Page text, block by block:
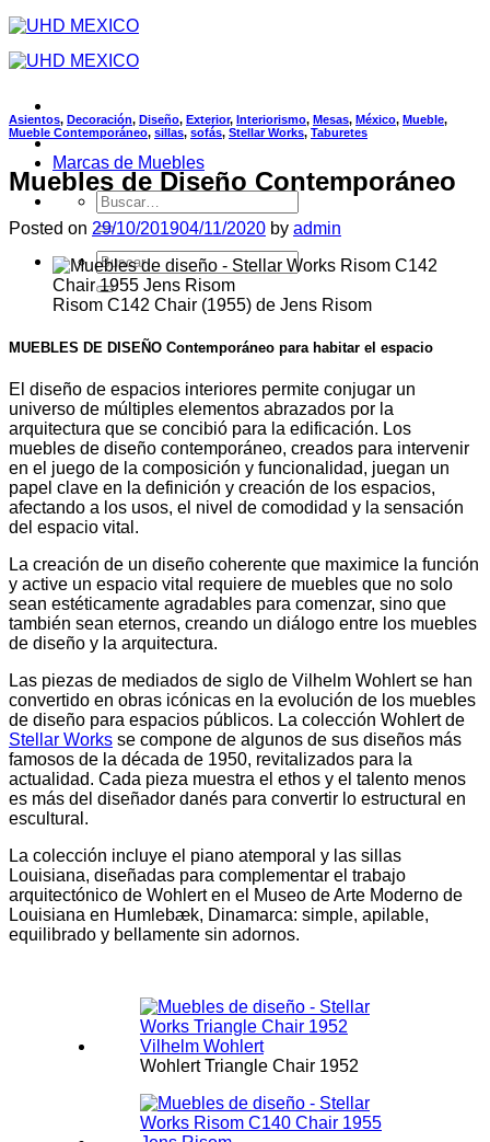
Saltar
al
contenido
Marcas de Muebles
Buscar
por:
Buscar
por:
Asientos, Decoración, Diseño, Exterior, Interiorismo, Mesas, México, Mueble,
Mueble Contemporáneo, sillas, sofás, Stellar Works, Taburetes
Muebles de Diseño Contemporáneo
Posted on 29/10/201904/11/2020 by admin
Risom C142 Chair (1955) de Jens Risom
MUEBLES DE DISEÑO Contemporáneo para habitar el espacio
El diseño de espacios interiores permite conjugar un
universo de múltiples elementos abrazados por la
arquitectura que se concibió para la edificación. Los
muebles de diseño contemporáneo, creados para intervenir
en el juego de la composición y funcionalidad, juegan un
papel clave en la definición y creación de los espacios,
afectando a los usos, el nivel de comodidad y la sensación
del espacio vital.
La creación de un diseño coherente que maximice la función
y active un espacio vital requiere de muebles que no solo
sean estéticamente agradables para comenzar, sino que
también sean eternos, creando un diálogo entre los muebles
de diseño y la arquitectura.
Las piezas de mediados de siglo de Vilhelm Wohlert se han
convertido en obras icónicas en la evolución de los muebles
de diseño para espacios públicos. La colección Wohlert de
Stellar Works se compone de algunos de sus diseños más
famosos de la década de 1950, revitalizados para la
actualidad. Cada pieza muestra el ethos y el talento menos
es más del diseñador danés para convertir lo estructural en
escultural.
La colección incluye el piano atemporal y las sillas
Louisiana, diseñadas para complementar el trabajo
arquitectónico de Wohlert en el Museo de Arte Moderno de
Louisiana en Humlebæk, Dinamarca: simple, apilable,
equilibrado y bellamente sin adornos.
Wohlert Triangle Chair 1952